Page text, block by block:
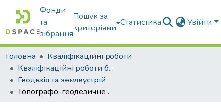
Фонди
та
зібрання
Пошук за
критеріями
Статистика Увійти
Головна
Кваліфікаційні роботи
Кваліфікаційні роботи бакалаврів
Геодезія та землеустрій
Топографо-геодезичне забезпечення інвентаризації земель для експлуатації та догляду за водними об’єктами у Глибочицькій сільській територіальній громаді (с. Левків, Житомирського району Житомирської області)